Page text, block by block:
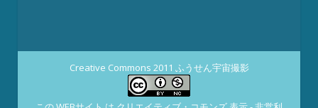
Creative Commons 2011 ふうせん宇宙撮影